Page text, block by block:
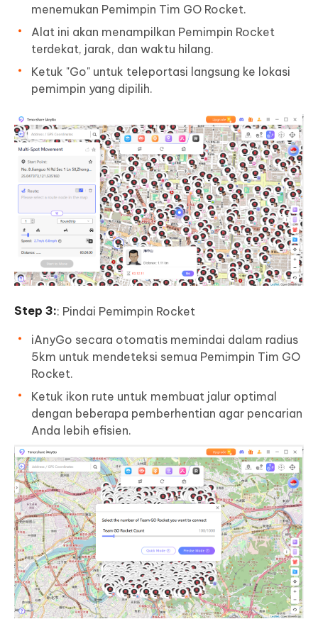
menemukan Pemimpin Tim GO Rocket.
Alat ini akan menampilkan Pemimpin Rocket
terdekat, jarak, dan waktu hilang.
Ketuk "Go" untuk teleportasi langsung ke lokasi
pemimpin yang dipilih.
: Pindai Pemimpin Rocket
iAnyGo secara otomatis memindai dalam radius
5km untuk mendeteksi semua Pemimpin Tim GO
Rocket.
Ketuk ikon rute untuk membuat jalur optimal
dengan beberapa pemberhentian agar pencarian
Anda lebih efisien.